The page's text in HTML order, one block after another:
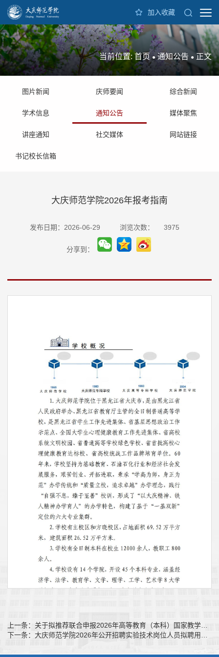
加入收藏
当前位置: 首页 ● 通知公告 ● 正文
图片新闻 庆师要闻 综合新闻
学术信息 通知公告 媒体聚焦
讲座通知 社交媒体 网站链接
书记校长信箱
大庆师范学院2026年报考指南
发布日期：2026-06-29 浏览次数： 3975
分享到：
上一条： 关于拟推荐联合申报2026年高等教育（本科）国家教学成果奖项目的公示
下一条： 大庆师范学院2026年公开招聘实验技术岗位人员拟聘用人选公示